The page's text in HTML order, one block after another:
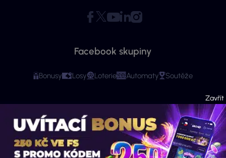
Facebook skupiny
Bonusy Losy Loterie Automaty Soutěže
Copyright © 2026 - Všechna práva vyhrazena. Vyhraj.cz | Ministerstvo financí
varuje: Účastí na hazardní hře může vzniknout závislost! Stránky mají čistě
informační charakter. Veškeré informace se týkají osob starších 18 let.
Provozovatelem webu je ExeMedia s.r.o. se sídlem Kurzova 2222/16, Stodůlky,